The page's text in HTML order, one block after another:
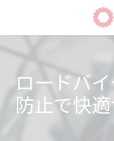
ロードバ
防止で快